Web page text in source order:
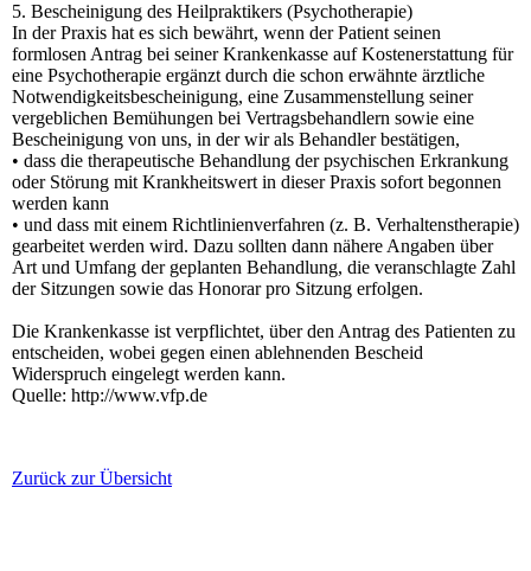
5. Bescheinigung des Heilpraktikers (Psychotherapie)
In der Praxis hat es sich bewährt, wenn der Patient seinen
formlosen Antrag bei seiner Krankenkasse auf Kostenerstattung für
eine Psychotherapie ergänzt durch die schon erwähnte ärztliche
Notwendigkeitsbescheinigung, eine Zusammenstellung seiner
vergeblichen Bemühungen bei Vertragsbehandlern sowie eine
Bescheinigung von uns, in der wir als Behandler bestätigen,
• dass die therapeutische Behandlung der psychischen Erkrankung
oder Störung mit Krankheitswert in dieser Praxis sofort begonnen
werden kann
• und dass mit einem Richtlinienverfahren (z. B. Verhaltenstherapie)
gearbeitet werden wird. Dazu sollten dann nähere Angaben über
Art und Umfang der geplanten Behandlung, die veranschlagte Zahl
der Sitzungen sowie das Honorar pro Sitzung erfolgen.
Die Krankenkasse ist verpflichtet, über den Antrag des Patienten zu
entscheiden, wobei gegen einen ablehnenden Bescheid
Widerspruch eingelegt werden kann.
Quelle: http://www.vfp.de
Zurück zur Übersicht